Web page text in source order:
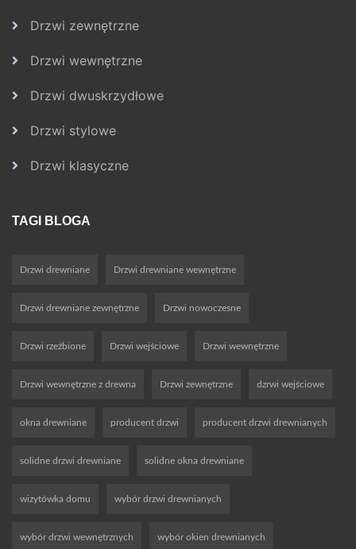
Drzwi zewnętrzne
Drzwi wewnętrzne
Drzwi dwuskrzydłowe
Drzwi stylowe
Drzwi klasyczne
TAGI BLOGA
Drzwi drewniane Drzwi drewniane wewnętrzne
Drzwi drewniane zewnętrzne Drzwi nowoczesne
Drzwi rzeźbione Drzwi wejściowe Drzwi wewnętrzne
Drzwi wewnętrzne z drewna Drzwi zewnętrzne dzrwi wejściowe
okna drewniane producent drzwi producent drzwi drewnianych
solidne drzwi drewniane solidne okna drewniane
wizytówka domu wybór drzwi drewnianych
wybór drzwi wewnętrznych wybór okien drewnianych